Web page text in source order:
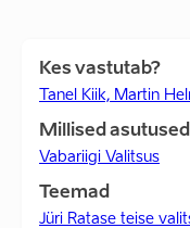
Kes vastutab?
Tanel Kiik, Martin
Millised
Vabariigi Valitsus
Teemad
Jüri Ratase teise